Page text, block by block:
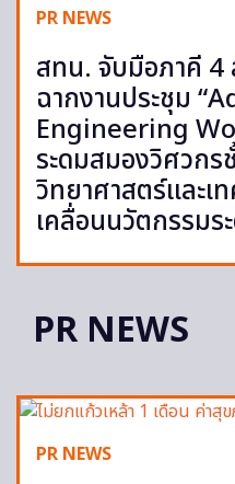
PR NEWS
สทน. จับมือภาคี 4
ฉากงานประชุม
Engineering
ระดมสมองวิศวก
วิทยาศาสตร์และเ
เคลื่อนนวัตกรรมร
PR NEWS
PR NEWS